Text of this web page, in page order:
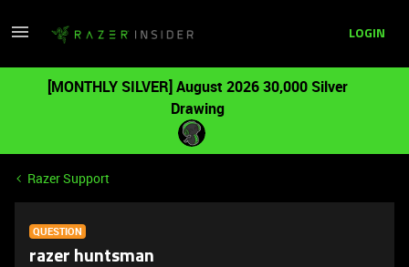
LOGIN
[MONTHLY SILVER] August 2026 30,000 Silver
Drawing
Razer Support
QUESTION
razer huntsman